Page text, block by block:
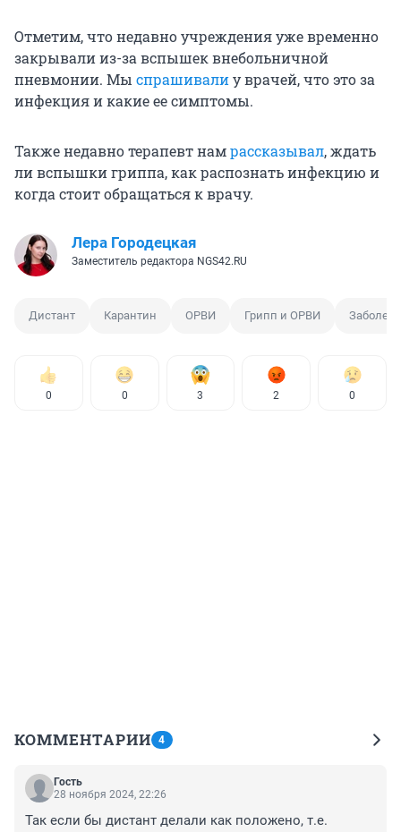
Отметим, что недавно учреждения уже временно
закрывали из-за вспышек внебольничной
пневмонии. Мы спрашивалиу врачей, что это за
инфекция и какие ее симптомы.
Также недавно терапевт намрассказывал, ждать
ли вспышки гриппа, как распознать инфекцию и
когда стоит обращаться к врачу.
Лера Городецкая
Заместитель редактора NGS42.RU
Дистант Карантин ОРВИ Грипп и ОРВИ
0 0 3 2 0
КОММЕНТАРИИ 4
Гость
28 ноября 2024, 22:26
Так если бы дистант делали как положено, т.е.